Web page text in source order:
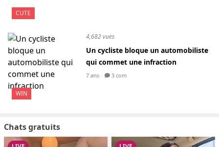
CUTE
WIN
4,682 vues
Un cycliste bloque un automobiliste
qui commet une infraction
7 ans 3 com
Chats gratuits